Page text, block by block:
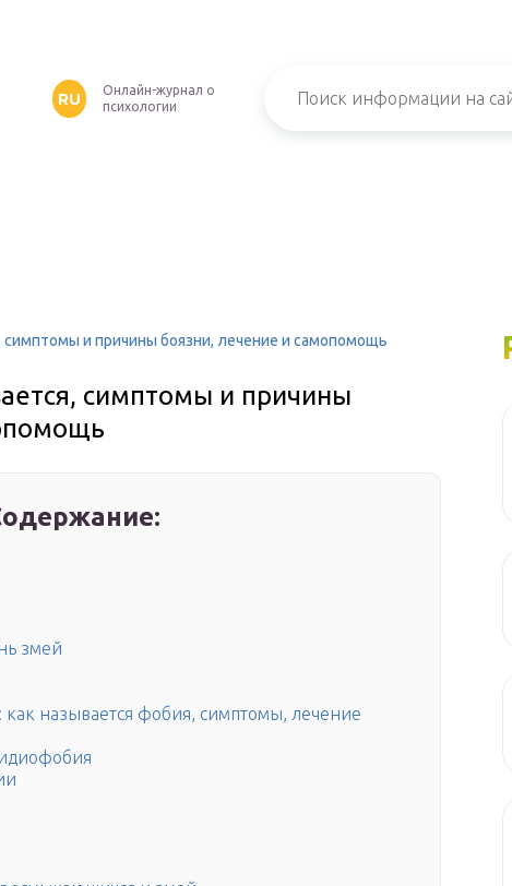
RU
Онлайн-журнал о
психологии
симптомы и причины боязни, лечение и самопомощь
симптомы и причины
змей
называется фобия, симптомы, лечение